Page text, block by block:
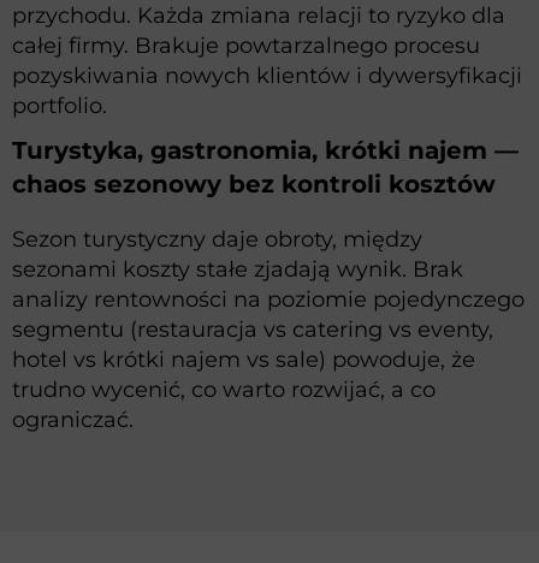
przychodu. Każda zmiana relacji to ryzyko dla
całej firmy. Brakuje powtarzalnego procesu
pozyskiwania nowych klientów i dywersyfikacji
portfolio.
Turystyka, gastronomia, krótki najem —
chaos sezonowy bez kontroli kosztów
Sezon turystyczny daje obroty, między
sezonami koszty stałe zjadają wynik. Brak
analizy rentowności na poziomie pojedynczego
segmentu (restauracja vs catering vs eventy,
hotel vs krótki najem vs sale) powoduje, że
trudno wycenić, co warto rozwijać, a co
ograniczać.